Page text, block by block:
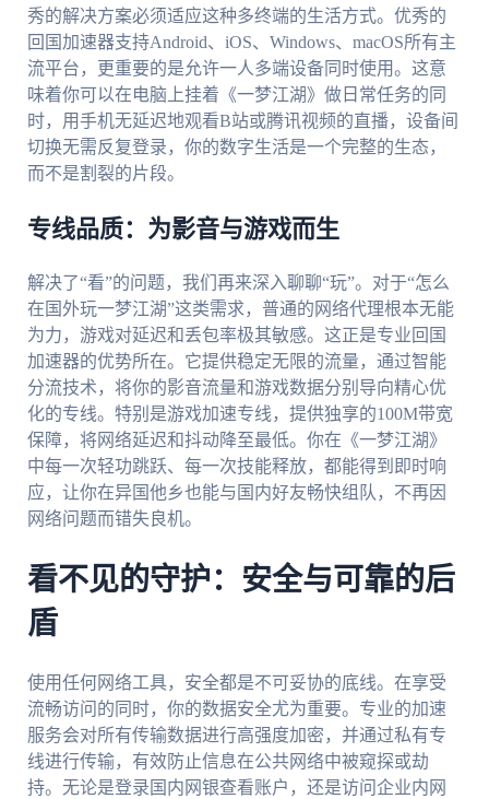
秀的解决方案必须适应这种多终端的生活方式。优秀的
回国加速器支持Android、iOS、Windows、macOS所有主
流平台，更重要的是允许一人多端设备同时使用。这意
味着你可以在电脑上挂着《一梦江湖》做日常任务的同
时，用手机无延迟地观看B站或腾讯视频的直播，设备间
切换无需反复登录，你的数字生活是一个完整的生态，
而不是割裂的片段。
专线品质：为影音与游戏而生
解决了“看”的问题，我们再来深入聊聊“玩”。对于“怎么
在国外玩一梦江湖”这类需求，普通的网络代理根本无能
为力，游戏对延迟和丢包率极其敏感。这正是专业回国
加速器的优势所在。它提供稳定无限的流量，通过智能
分流技术，将你的影音流量和游戏数据分别导向精心优
化的专线。特别是游戏加速专线，提供独享的100M带宽
保障，将网络延迟和抖动降至最低。你在《一梦江湖》
中每一次轻功跳跃、每一次技能释放，都能得到即时响
应，让你在异国他乡也能与国内好友畅快组队，不再因
网络问题而错失良机。
看不见的守护：安全与可靠的后
盾
使用任何网络工具，安全都是不可妥协的底线。在享受
流畅访问的同时，你的数据安全尤为重要。专业的加速
服务会对所有传输数据进行高强度加密，并通过私有专
线进行传输，有效防止信息在公共网络中被窥探或劫
持。无论是登录国内网银查看账户，还是访问企业内网